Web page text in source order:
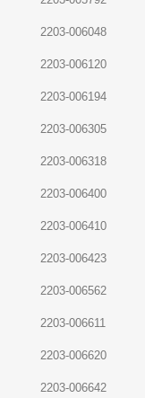
2203-006048
2203-006120
2203-006194
2203-006305
2203-006318
2203-006400
2203-006410
2203-006423
2203-006562
2203-006611
2203-006620
2203-006642